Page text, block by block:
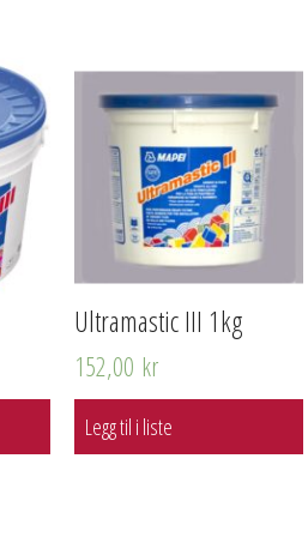
Ultramastic III 1kg
152,00 kr
Legg til i liste